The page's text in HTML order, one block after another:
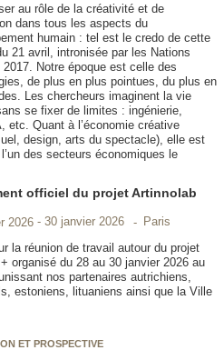
au rôle de la créativité et de
dans tous les aspects du
humain : tel est le credo de cette
21 avril, intronisée par les Nations
2017. Notre époque est celle des
de plus en plus pointues, du plus en
Les chercheurs imaginent la vie
se fixer de limites : ingénierie,
etc. Quant à l’économie créative
design, arts du spectacle), elle est
des secteurs économiques le
officiel du projet Artinnolab
2026 30 janvier 2026
Paris
la réunion de travail autour du projet
organisé du 28 au 30 janvier 2026 au
nos partenaires autrichiens,
estoniens, lituaniens ainsi que la Ville
ET PROSPECTIVE